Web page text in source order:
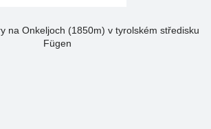
na Onkeljoch (1850m) v tyrolském středisku
Fügen